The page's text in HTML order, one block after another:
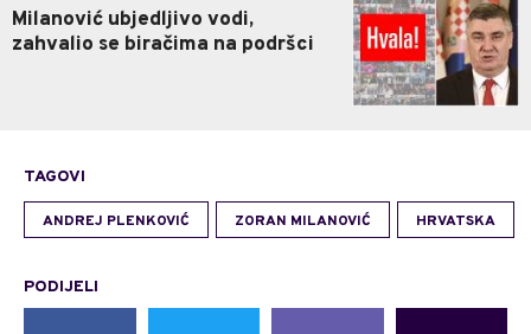
Milanović ubjedljivo vodi,
zahvalio se biračima na podršci
TAGOVI
ANDREJ PLENKOVIĆ ZORAN MILANOVIĆ HRVATSKA
PODIJELI